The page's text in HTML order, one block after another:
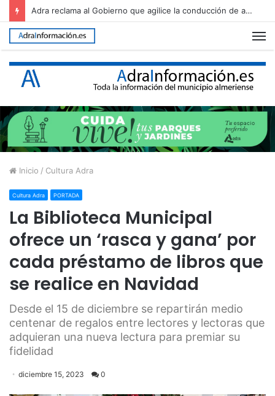
Adra reclama al Gobierno que agilice la conducción de agua desalada desde el Campo de Dalías
Inicio / Cultura Adra
Cultura Adra PORTADA
La Biblioteca Municipal
ofrece un ‘rasca y gana’ por
cada préstamo de libros que
se realice en Navidad
Desde el 15 de diciembre se repartirán medio
centenar de regalos entre lectores y lectoras que
adquieran una nueva lectura para premiar su
fidelidad
diciembre 15, 2023 0